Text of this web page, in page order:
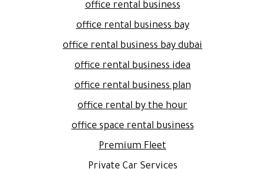
office rental business
office rental business bay
office rental business bay dubai
office rental business idea
office rental business plan
office rental by the hour
office space rental business
Premium Fleet
Private Car Services